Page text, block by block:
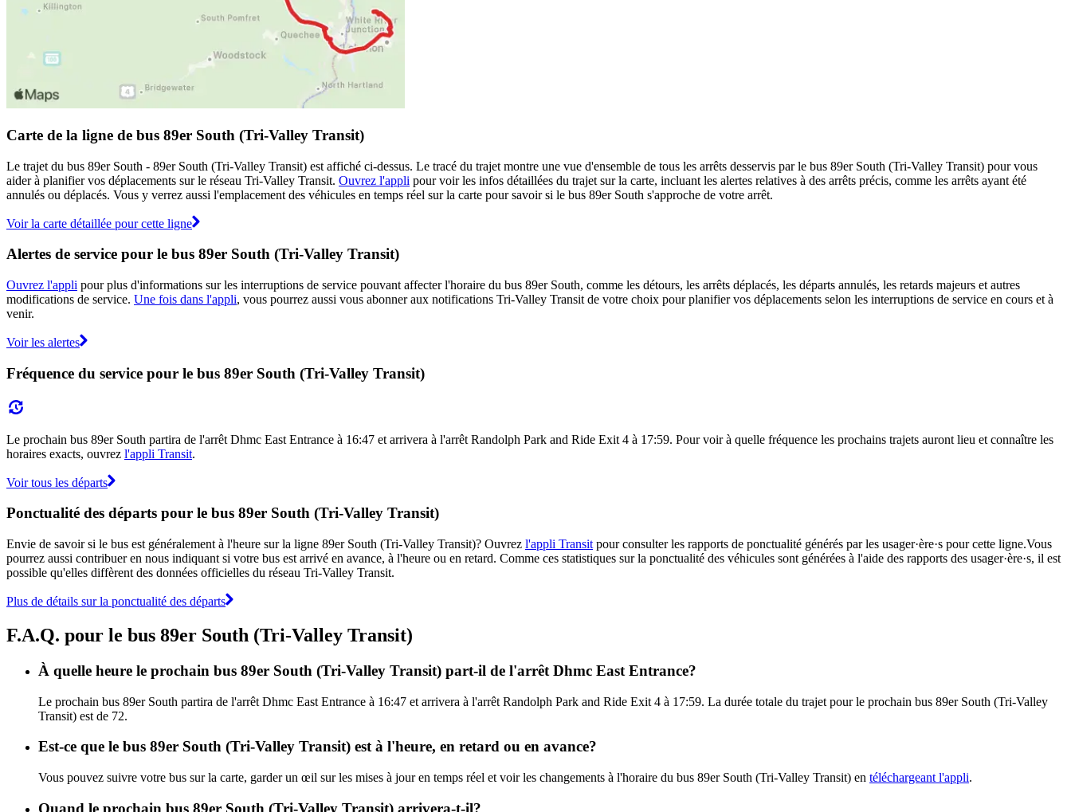
Carte de la ligne de bus 89er South (Tri-Valley Transit)
Le trajet du bus 89er South - 89er South (Tri-Valley Transit) est affiché ci-dessus. Le tracé du trajet montre une vue d'ensemble de tous les arrêts desservis par le bus 89er South (Tri-Valley Transit) pour vous
aider à planifier vos déplacements sur le réseau Tri-Valley Transit. Ouvrez l'appli pour voir les infos détaillées du trajet sur la carte, incluant les alertes relatives à des arrêts précis, comme les arrêts ayant été
annulés ou déplacés. Vous y verrez aussi l'emplacement des véhicules en temps réel sur la carte pour savoir si le bus 89er South s'approche de votre arrêt.
Voir la carte détaillée pour cette ligne
Alertes de service pour le bus 89er South (Tri-Valley Transit)
Ouvrez l'appli pour plus d'informations sur les interruptions de service pouvant affecter l'horaire du bus 89er South, comme les détours, les arrêts déplacés, les départs annulés, les retards majeurs et autres
modifications de service. Une fois dans l'appli, vous pourrez aussi vous abonner aux notifications Tri-Valley Transit de votre choix pour planifier vos déplacements selon les interruptions de service en cours et à
venir.
Voir les alertes
Fréquence du service pour le bus 89er South (Tri-Valley Transit)
Le prochain bus 89er South partira de l'arrêt Dhmc East Entrance à 16:47 et arrivera à l'arrêt Randolph Park and Ride Exit 4 à 17:59. Pour voir à quelle fréquence les prochains trajets auront lieu et connaître les
horaires exacts, ouvrez l'appli Transit.
Voir tous les départs
Ponctualité des départs pour le bus 89er South (Tri-Valley Transit)
Envie de savoir si le bus est généralement à l'heure sur la ligne 89er South (Tri-Valley Transit)? Ouvrez l'appli Transit pour consulter les rapports de ponctualité générés par les usager·ère·s pour cette ligne.Vous
pourrez aussi contribuer en nous indiquant si votre bus est arrivé en avance, à l'heure ou en retard. Comme ces statistiques sur la ponctualité des véhicules sont générées à l'aide des rapports des usager·ère·s, il est
possible qu'elles diffèrent des données officielles du réseau Tri-Valley Transit.
Plus de détails sur la ponctualité des départs
F.A.Q. pour le bus 89er South (Tri-Valley Transit)
À quelle heure le prochain bus 89er South (Tri-Valley Transit) part-il de l'arrêt Dhmc East Entrance?
Le prochain bus 89er South partira de l'arrêt Dhmc East Entrance à 16:47 et arrivera à l'arrêt Randolph Park and Ride Exit 4 à 17:59. La durée totale du trajet pour le prochain bus 89er South (Tri-Valley
Transit) est de 72.
Est-ce que le bus 89er South (Tri-Valley Transit) est à l'heure, en retard ou en avance?
Vous pouvez suivre votre bus sur la carte, garder un œil sur les mises à jour en temps réel et voir les changements à l'horaire du bus 89er South (Tri-Valley Transit) en téléchargeant l'appli.
Quand le prochain bus 89er South (Tri-Valley Transit) arrivera-t-il?